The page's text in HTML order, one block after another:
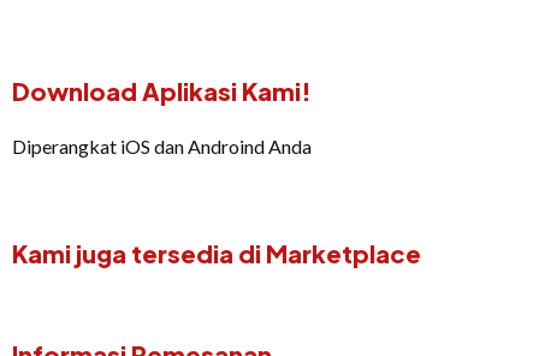
Download Aplikasi Kami!
Diperangkat iOS dan Androind Anda
Kami juga tersedia di Marketplace